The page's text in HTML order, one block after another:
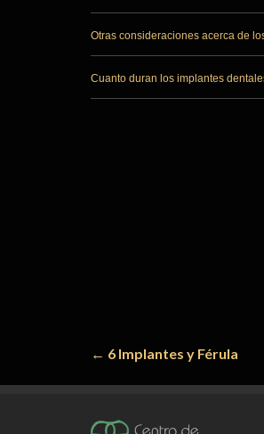
Otras consideraciones acerca de
Cuanto duran los implantes
Navegación
de
entradas
← 6 Implantes y Férula